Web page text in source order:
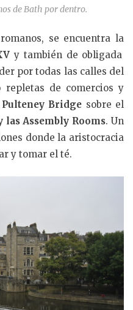
de Bath por dentro.
se encuentra la
y también de obligada
por todas las calles del
repletas de comercios y
Bridge sobre el
las Assembly Rooms. Un
donde la aristocracia
y tomar el té.